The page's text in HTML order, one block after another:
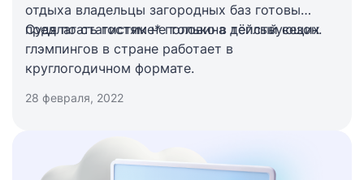
отдыха владельцы загородных баз готовы
предлагать гостям не только в тёплый сезон.
Судя по статистике* половина действующих
глэмпингов в стране работает в
круглогодичном формате.
28 февраля, 2022